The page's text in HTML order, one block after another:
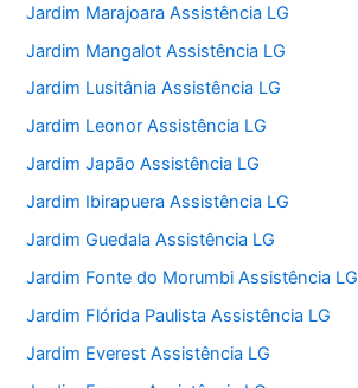
Jardim Marajoara Assistência LG
Jardim Mangalot Assistência LG
Jardim Lusitânia Assistência LG
Jardim Leonor Assistência LG
Jardim Japão Assistência LG
Jardim Ibirapuera Assistência LG
Jardim Guedala Assistência LG
Jardim Fonte do Morumbi Assistência LG
Jardim Flórida Paulista Assistência LG
Jardim Everest Assistência LG